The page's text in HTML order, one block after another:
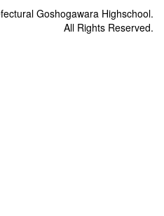
Goshogawara Highschool.
All Rights Reserved.